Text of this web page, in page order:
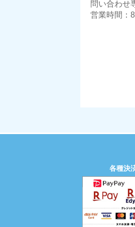
問い合わせ
営業時間：
各種決